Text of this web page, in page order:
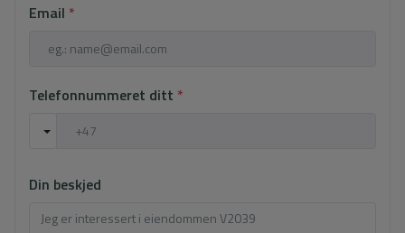
Email *
Telefonnummeret ditt *
Din beskjed